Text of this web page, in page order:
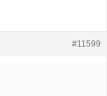
#11599